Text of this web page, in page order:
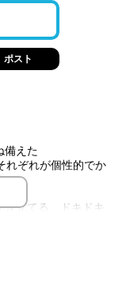
ポスト
備えた
れぞれが個性的でか
。
立てる、ドキドキ
が一番強いか
はずです！